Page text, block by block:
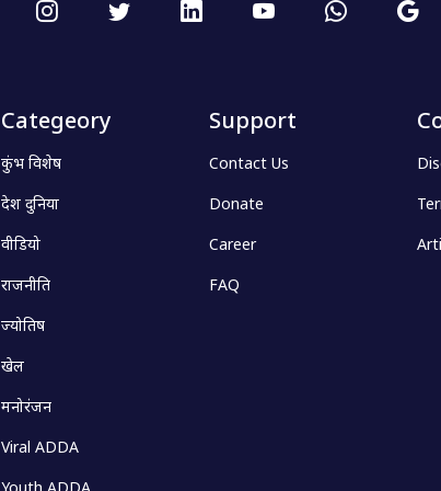
Categeory
कुंभ विशेष
देश दुनिया
वीडियो
राजनीति
ज्योतिष
खेल
मनोरंजन
Viral ADDA
Support
Contact Us
Donate
Career
FAQ